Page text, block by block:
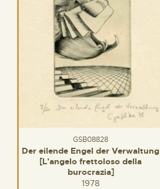
GSB08828
Der eilende Engel der Verwaltung
[L’angelo frettoloso della
burocrazia]
1978